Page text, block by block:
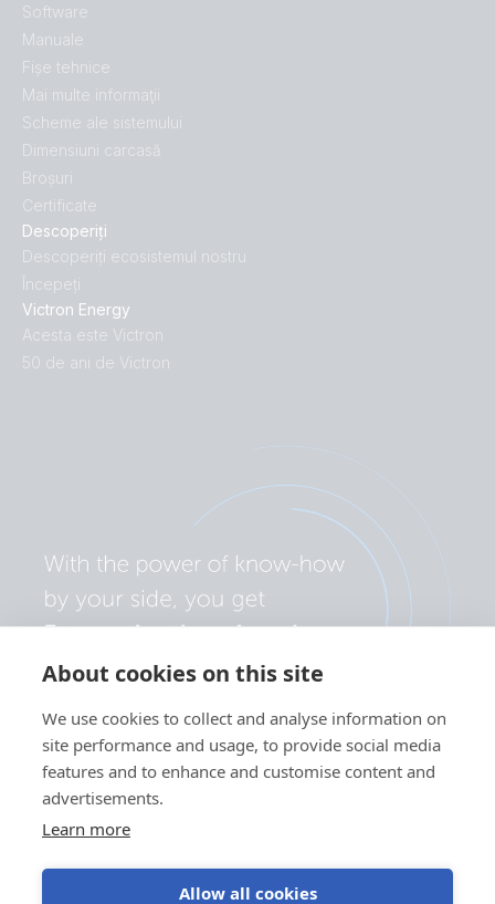
About cookies on this site
We use cookies to collect and analyse information on
site performance and usage, to provide social media
features and to enhance and customise content and
advertisements.
Learn more
Allow all cookies
Descoperiți
Descoperiți ecosistemul nostru
Începeți
Victron Energy
Acesta este Victron
50 de ani de Victron
Software
Manuale
Fișe tehnice
Mai multe informaţii
Scheme ale sistemului
Dimensiuni carcasă
Broșuri
Certificate